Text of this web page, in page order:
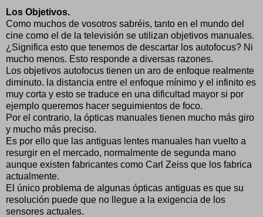
Los Objetivos.
Como muchos de vosotros sabréis, tanto en el mundo del
cine como el de la televisión se utilizan objetivos manuales.
¿Significa esto que tenemos de descartar los autofocus? Ni
mucho menos. Esto responde a diversas razones.
Los objetivos autofocus tienen un aro de enfoque realmente
diminuto. la distancia entre el enfoque mínimo y el infinito es
muy corta y esto se traduce en una dificultad mayor si por
ejemplo queremos hacer seguimientos de foco.
Por el contrario, la ópticas manuales tienen mucho más giro
y mucho más preciso.
Es por ello que las antiguas lentes manuales han vuelto a
resurgir en el mercado, normalmente de segunda mano
aunque existen fabricantes como Carl Zeiss que los fabrica
actualmente.
El único problema de algunas ópticas antiguas es que su
resolución puede que no llegue a la exigencia de los
sensores actuales.